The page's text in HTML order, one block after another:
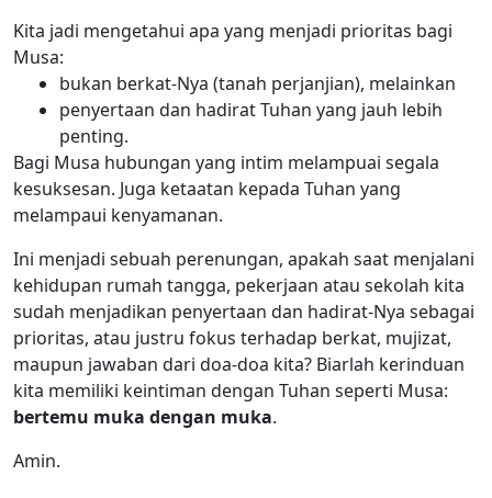
Kita jadi mengetahui apa yang menjadi prioritas bagi
Musa:
bukan berkat-Nya (tanah perjanjian), melainkan
penyertaan dan hadirat Tuhan yang jauh lebih
penting.
Bagi Musa hubungan yang intim melampuai segala
kesuksesan. Juga ketaatan kepada Tuhan yang
melampaui kenyamanan.
Ini menjadi sebuah perenungan, apakah saat menjalani
kehidupan rumah tangga, pekerjaan atau sekolah kita
sudah menjadikan penyertaan dan hadirat-Nya sebagai
prioritas, atau justru fokus terhadap berkat, mujizat,
maupun jawaban dari doa-doa kita? Biarlah kerinduan
kita memiliki keintiman dengan Tuhan seperti Musa:
bertemu muka dengan muka.
Amin.